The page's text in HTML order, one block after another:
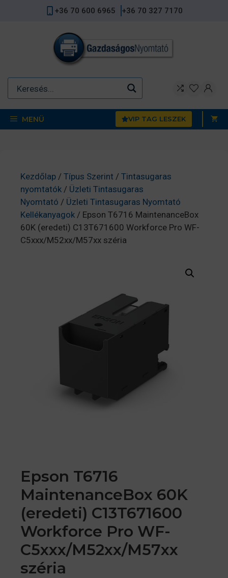
+36 70 600 6965 +36 70 327 7170
MENÜ VIP TAG LESZEK
Kezdőlap / Típus Szerint / Tintasugaras
nyomtatók / Üzleti Tintasugaras
Nyomtató / Üzleti Tintasugaras Nyomtató
Kellékanyagok / Epson T6716 MaintenanceBox
60K (eredeti) C13T671600 Workforce Pro WF-
C5xxx/M52xx/M57xx széria
Epson T6716
MaintenanceBox 60K
(eredeti) C13T671600
Workforce Pro WF-
C5xxx/M52xx/M57xx
széria